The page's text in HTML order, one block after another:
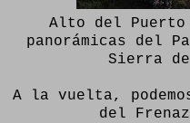
Alto del Puerto
panorámicas del
Sierra de
A la vuelta,
del